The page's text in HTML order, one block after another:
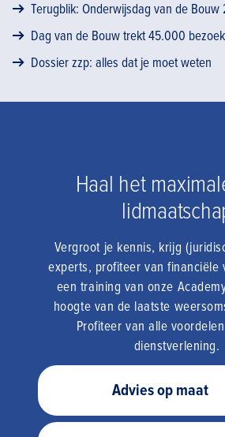
Terugblik: Onderwijsdag van de Bouw
Dag van de Bouw trekt 45.000
Dossier zzp: alles dat je moet weten
Haal het
Vergroot je kennis, krijg
experts, profiteer van financiële
een training van onze
hoogte van de laatste
Profiteer van alle
dienstverlening.
Advies op maat